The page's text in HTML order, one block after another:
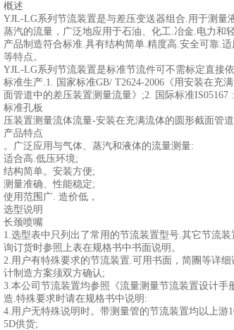
概述
YJL-LG系列节流装置是与差压变送器组合.用于测量
蒸汽的流量，广泛地应用于石油、化工.冶金.电力和
产品制造符合标准.具有结构简单.精度高.安全可靠.
等特点。
YJL-LG系列节流装置是标准节流件可不需标定直接
标准生产.1. 国家标准GB/ T2624-2006《用安装在充
面管道中的差压装置测量流量》;2. 国际标准IS05167
标准孔板
压装置测量流体流量-安装在充满流体的圆形截面管道
产品特点
。广泛应用与气体、蒸汽和液体的流量测量:
适合高.低压环境;
结构简单。安装方便;
测量准确、性能稳定;
使用范围广. 造价低，
选型说明
长颈喷嘴
1.选型表中只列出了常用的节流装置型号.其它节流装
询订货时参照上表在规格书中书面说明。
2.用户有特殊要求的节流装置.可用书面，简團等详细
计制造方案须双方确认;
3.本公司节流装置均参照《流量测量节流装置设计手
造.特殊要求时请在规格书中说明:
4.用户无特殊说明时。带测量管的节流装置均以上游
5D供货;